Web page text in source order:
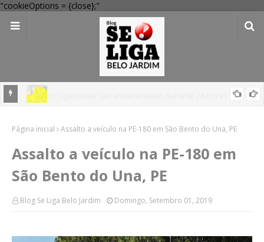
"cookieOptions = {close};"
alerta amarelo de vendaval
Página inicial Assalto a veículo na PE-180 em São Bento do Una, PE
Assalto a veículo na PE-180 em
São Bento do Una, PE
Blog Se Liga Belo Jardim Domingo, Setembro 01, 2019